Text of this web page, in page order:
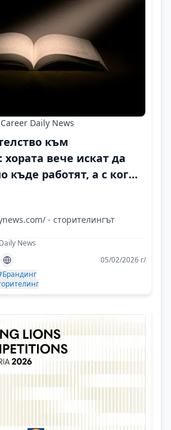
Career Daily News
към
вече искат да
къде работят, а с кого
- сторителингът
News
05/02/2026 г/